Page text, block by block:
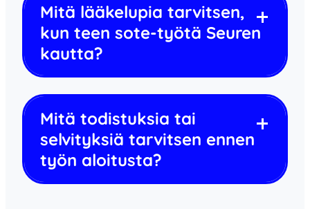
Mitä lääkelupia tarvitsen,
kun teen sote-työtä Seuren
kautta?
Mitä todistuksia tai
selvityksiä tarvitsen ennen
työn aloitusta?